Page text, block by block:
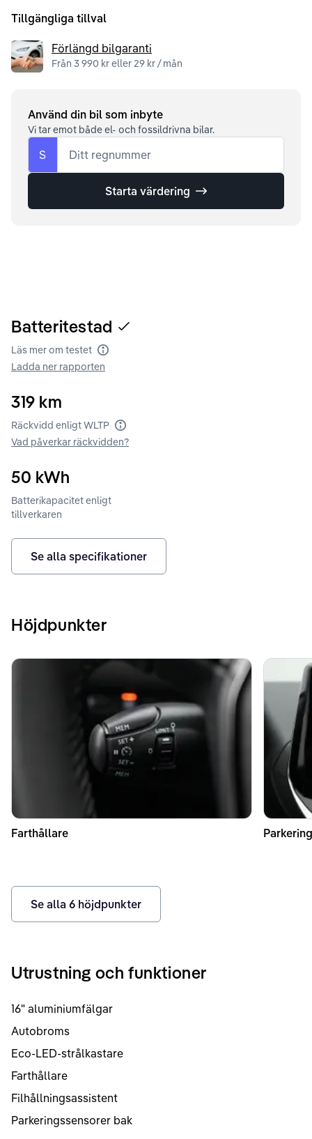
Tillgängliga tillval
Förlängd bilgaranti
Från 3 990 kr eller 29 kr / mån
Använd din bil som inbyte
Vi tar emot både el- och fossildrivna bilar.
S Ditt regnummer
Starta värdering
Batteritestad
Läs mer om testet Batteritest
Ladda ner rapporten
319 km
Räckvidd enligt WLTP Räckvidd enligt WLTP
Vad påverkar räckvidden?
50 kWh
Batterikapacitet enligt
tillverkaren
Se alla specifikationer
Höjdpunkter
Farthållare
Se alla 6 höjdpunkter
Utrustning och funktioner
16" aluminiumfälgar
Autobroms
Eco-LED-strålkastare
Farthållare
Filhållningsassistent
Parkeringssensorer bak